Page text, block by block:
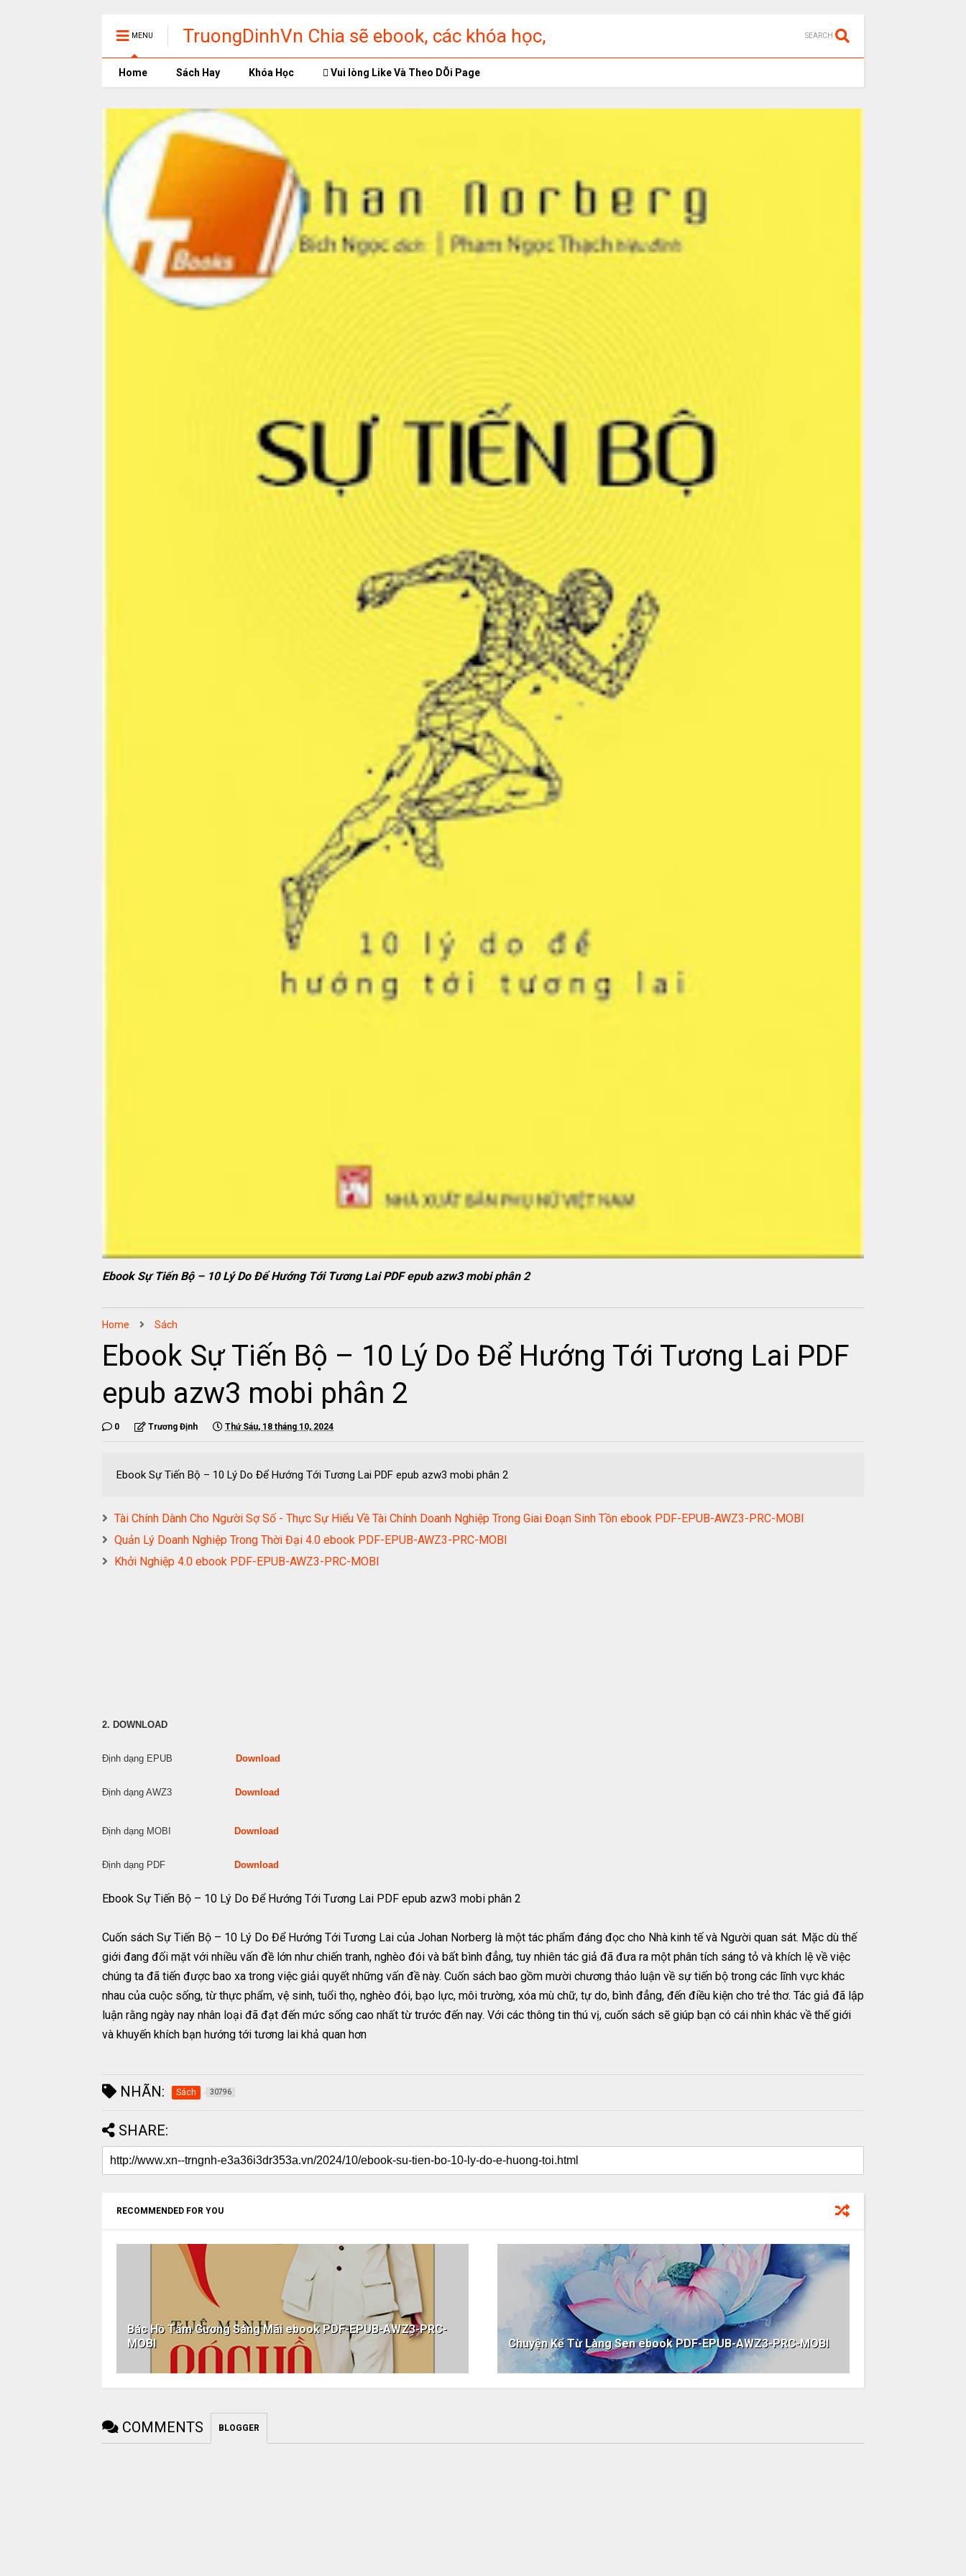
MENU
TruongDinhVn Chia sẽ ebook, các khóa học,
phần mềm học tập miễn phí
SEARCH
Home Sách Hay Khóa Học Vui lòng Like Và Theo DÕi Page
Ebook Sự Tiến Bộ – 10 Lý Do Để Hướng Tới Tương Lai PDF epub azw3 mobi phân 2
Home Sách
Ebook Sự Tiến Bộ – 10 Lý Do Để Hướng Tới Tương Lai PDF
epub azw3 mobi phân 2
0 Trương Định Thứ Sáu, 18 tháng 10, 2024
Ebook Sự Tiến Bộ – 10 Lý Do Để Hướng Tới Tương Lai PDF epub azw3 mobi phân 2
Tài Chính Dành Cho Người Sợ Số - Thực Sự Hiểu Về Tài Chính Doanh Nghiệp Trong Giai Đoạn Sinh Tồn ebook PDF-EPUB-AWZ3-PRC-MOBI
Quản Lý Doanh Nghiệp Trong Thời Đại 4.0 ebook PDF-EPUB-AWZ3-PRC-MOBI
Khởi Nghiệp 4.0 ebook PDF-EPUB-AWZ3-PRC-MOBI
2. DOWNLOAD
Định dạng EPUB Download
Định dạng AWZ3 Download
Định dạng MOBI Download
Định dạng PDF Download
Ebook Sự Tiến Bộ – 10 Lý Do Để Hướng Tới Tương Lai PDF epub azw3 mobi phân 2
Cuốn sách Sự Tiến Bộ – 10 Lý Do Để Hướng Tới Tương Lai của Johan Norberg là một tác phẩm đáng đọc cho Nhà kinh tế và Người quan sát. Mặc dù thế
giới đang đối mặt với nhiều vấn đề lớn như chiến tranh, nghèo đói và bất bình đẳng, tuy nhiên tác giả đã đưa ra một phân tích sáng tỏ và khích lệ về việc
chúng ta đã tiến được bao xa trong việc giải quyết những vấn đề này. Cuốn sách bao gồm mười chương thảo luận về sự tiến bộ trong các lĩnh vực khác
nhau của cuộc sống, từ thực phẩm, vệ sinh, tuổi thọ, nghèo đói, bạo lực, môi trường, xóa mù chữ, tự do, bình đẳng, đến điều kiện cho trẻ thơ. Tác giả đã lập
luận rằng ngày nay nhân loại đã đạt đến mức sống cao nhất từ trước đến nay. Với các thông tin thú vị, cuốn sách sẽ giúp bạn có cái nhìn khác về thế giới
và khuyến khích bạn hướng tới tương lai khả quan hơn
NHÃN: Sách 30796
SHARE:
RECOMMENDED FOR YOU
Bác Hồ Tấm Gương Sáng Mãi ebook PDF-EPUB-AWZ3-PRC-
MOBI
Chuyện Kể Từ Làng Sen ebook PDF-EPUB-AWZ3-PRC-MOBI
COMMENTS BLOGGER